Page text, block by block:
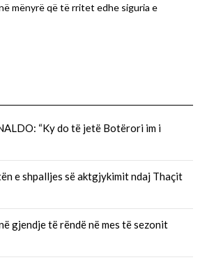
mënyrë që të rritet edhe siguria e
“Ky do të jetë Botërori im i
e shpalljes së aktgjykimit ndaj Thaçit
gjendje të rëndë në mes të sezonit